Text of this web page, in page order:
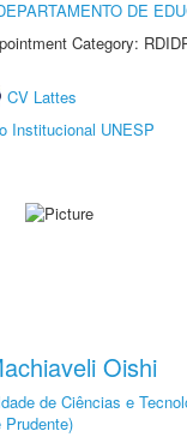
DE
Category:
CV Lattes
Institucional UNESP
Oishi
de Ciências e
Prudente)